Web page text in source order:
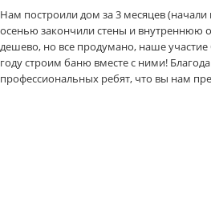
Нам построили дом за 3 месяцев (начали
осенью закончили стены и внутреннюю
дешево, но все продумано, наше
году строим баню вместе с ними!
профессиональных ребят, что вы нам